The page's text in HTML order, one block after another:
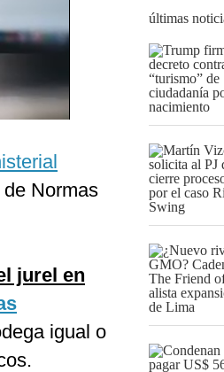
Normas
jurel en
igual o
últimas